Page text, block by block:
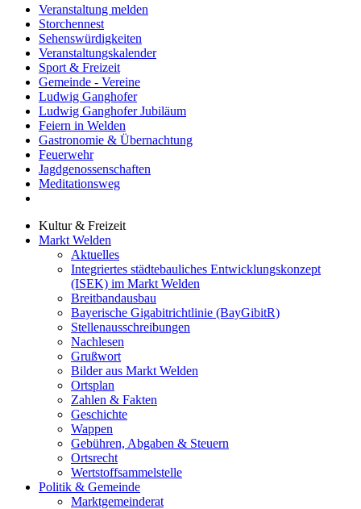
Veranstaltung melden
Storchennest
Sehenswürdigkeiten
Veranstaltungskalender
Sport & Freizeit
Gemeinde - Vereine
Ludwig Ganghofer
Ludwig Ganghofer Jubiläum
Feiern in Welden
Gastronomie & Übernachtung
Feuerwehr
Jagdgenossenschaften
Meditationsweg
Kultur & Freizeit
Markt Welden
Aktuelles
Integriertes städtebauliches Entwicklungskonzept
(ISEK) im Markt Welden
Breitbandausbau
Bayerische Gigabitrichtlinie (BayGibitR)
Stellenausschreibungen
Nachlesen
Grußwort
Bilder aus Markt Welden
Ortsplan
Zahlen & Fakten
Geschichte
Wappen
Gebühren, Abgaben & Steuern
Ortsrecht
Wertstoffsammelstelle
Politik & Gemeinde
Marktgemeinderat